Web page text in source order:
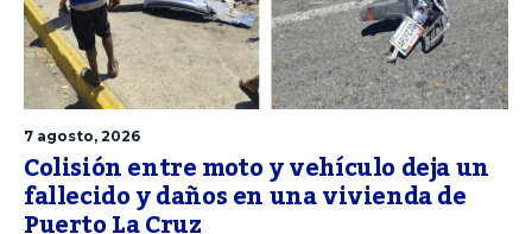
7 agosto, 2026
Colisión entre moto y vehículo deja un
fallecido y daños en una vivienda de